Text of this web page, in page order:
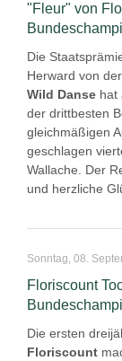
"Fleur" von
Die
Herward von
Wild Danse hat
der drittbesten
gleichmäßigen
geschlagen
Wallache. Der
und herzliche
Sonntag, 08.
Floriscount
Die ersten
Floriscount